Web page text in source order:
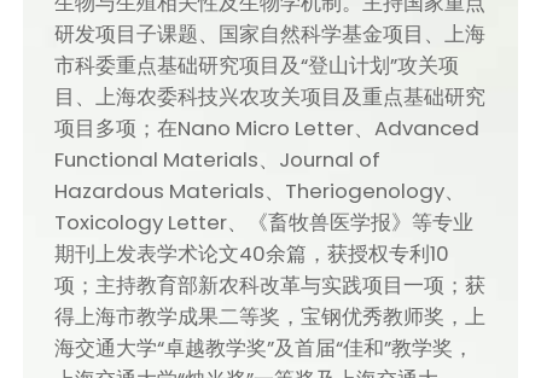
研发项目子课题、国家自然科学基金项目、上海
市科委重点基础研究项目及“登山计划”攻关项
目、上海农委科技兴农攻关项目及重点基础研究
项目多项；在Nano Micro Letter、Advanced
Functional Materials、Journal of
Hazardous Materials、Theriogenology、
Toxicology Letter、《畜牧兽医学报》等专业
期刊上发表学术论文40余篇，获授权专利10
项；主持教育部新农科改革与实践项目一项；获
得上海市教学成果二等奖，宝钢优秀教师奖，上
海交通大学“卓越教学奖”及首届“佳和”教学奖，